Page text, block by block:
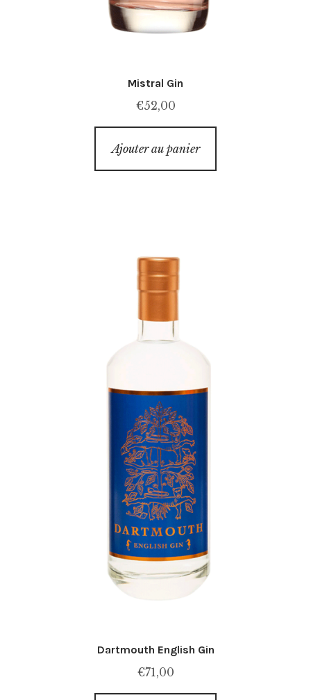
Mistral Gin
€52,00
Ajouter au panier
Dartmouth English Gin
€71,00